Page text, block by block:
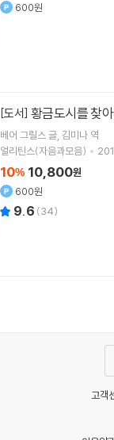
600원
[도서] 황금도시를 찾
베어 그릴스 글 김미나 역
얼리틴스(자음과모음)
10% 10,800원
600원
9.6 (34)
고